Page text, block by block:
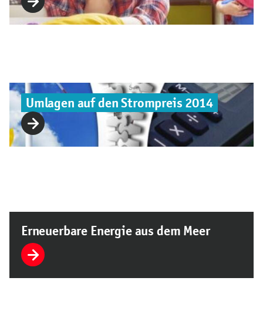
Umlagen auf den Strompreis 2014
Erneuerbare Energie aus dem Meer